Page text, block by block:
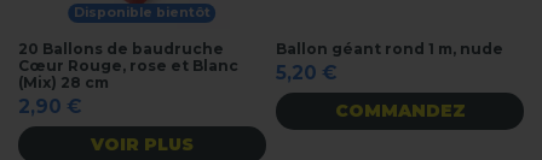
Disponible bientôt
20 Ballons de baudruche
Cœur Rouge, rose et Blanc
(Mix) 28 cm
2,90 €
VOIR PLUS
Ballon géant rond 1 m, nude
5,20 €
COMMANDEZ